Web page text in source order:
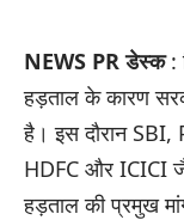
NEWS PR डेस्क:
हड़ताल के कारण
है। इस दौरान
HDFC और ICICI
हड़ताल की प्रमुख